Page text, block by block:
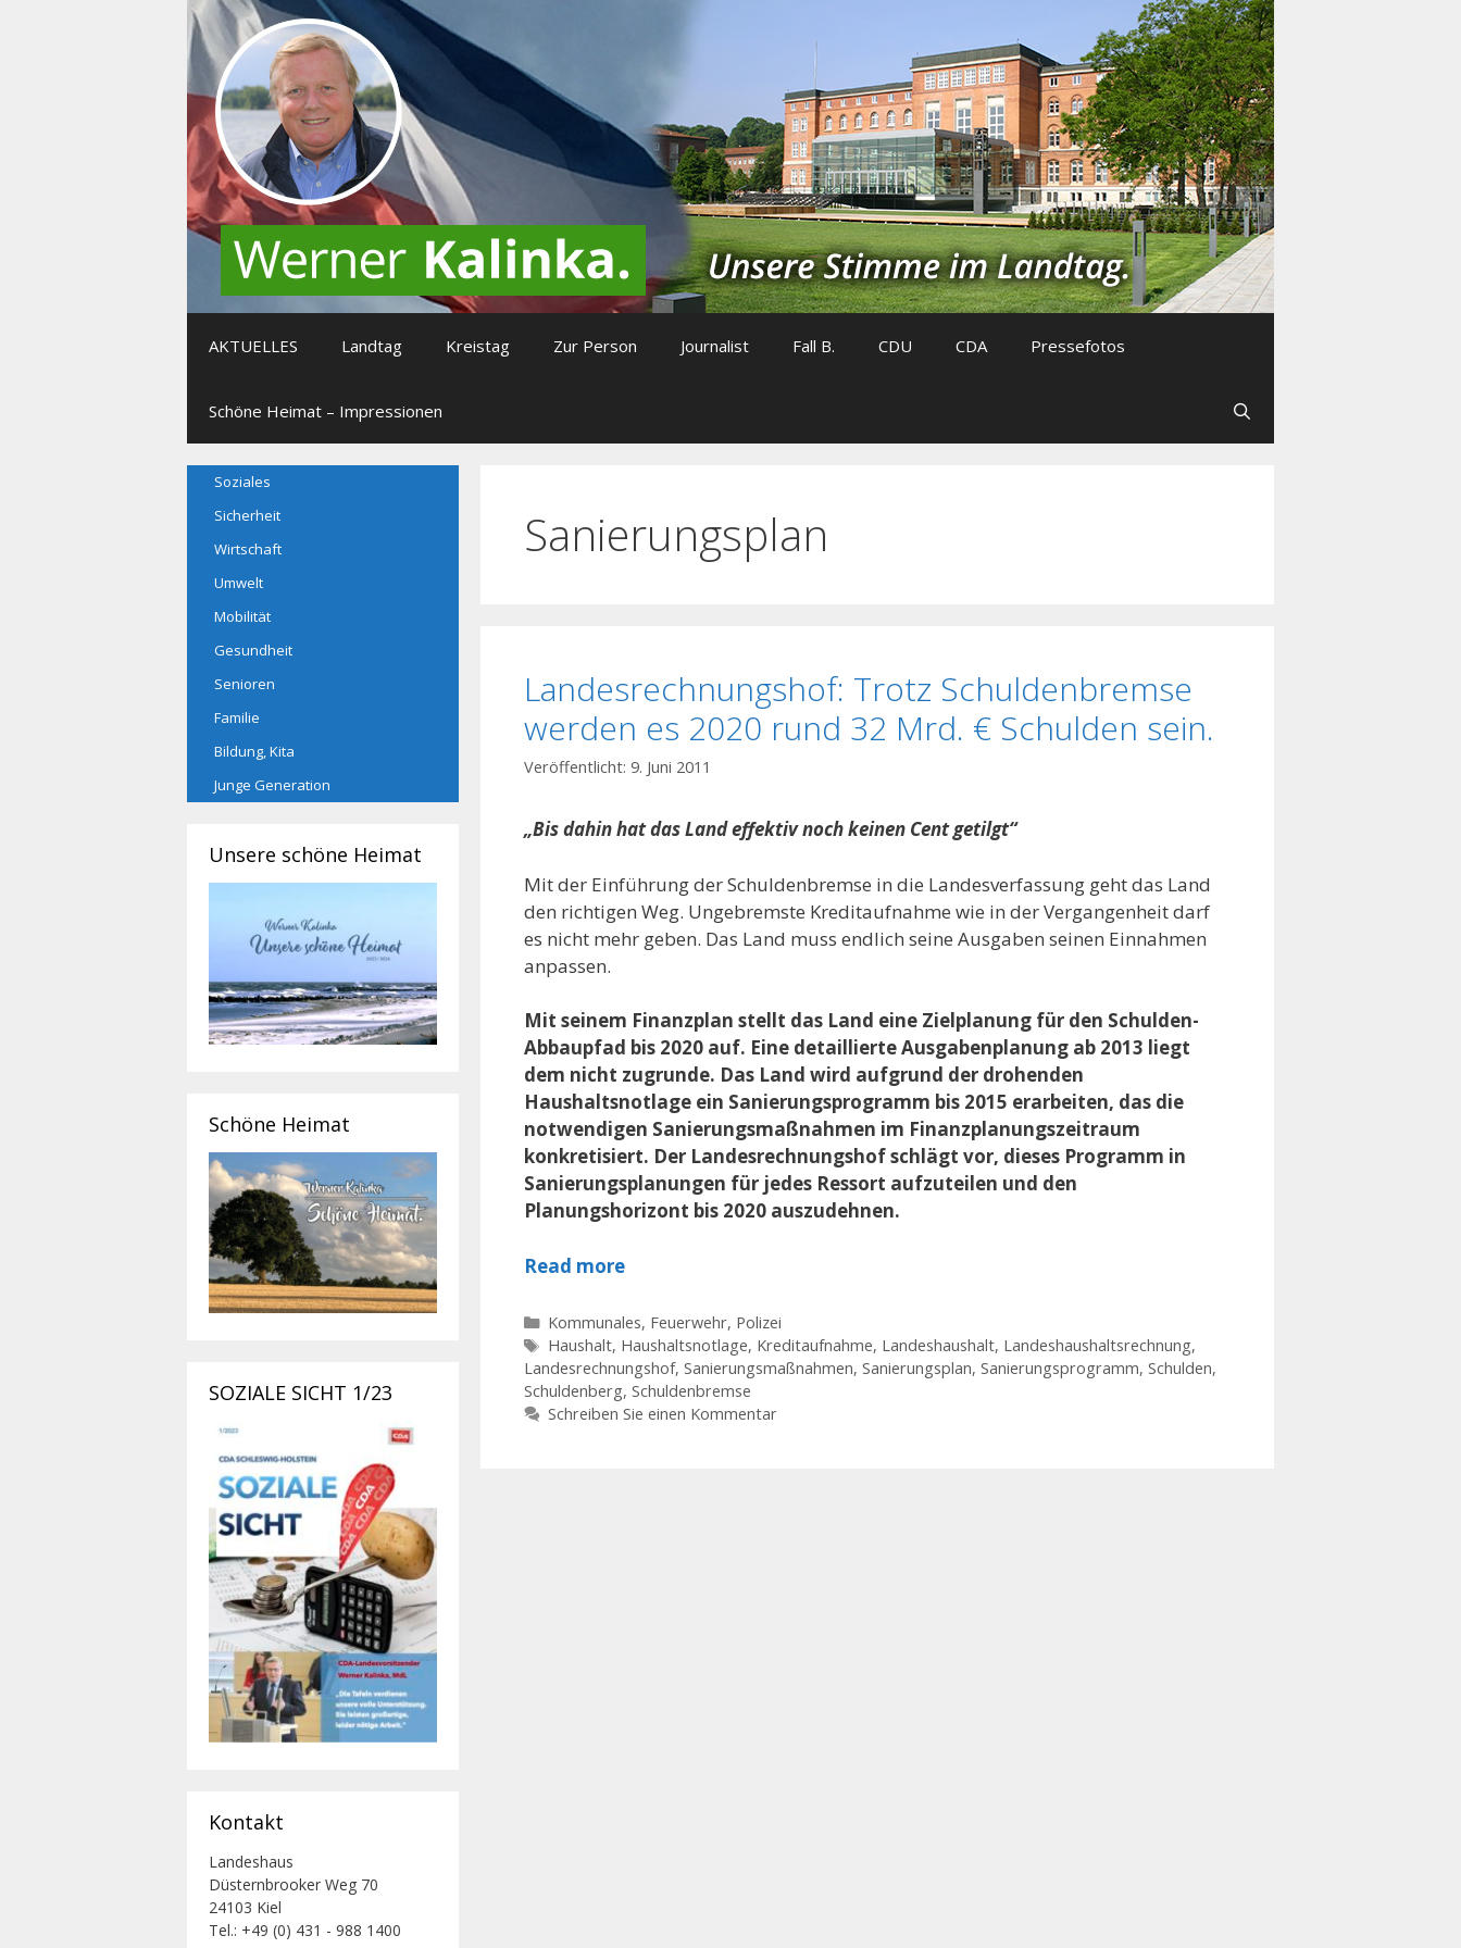
AKTUELLES Landtag Kreistag Zur Person Journalist Fall B. CDU CDA Pressefotos
Schöne Heimat – Impressionen
Sanierungsplan
Landesrechnungshof: Trotz Schuldenbremse
werden es 2020 rund 32 Mrd. € Schulden sein.
9. Juni 2011
„Bis dahin hat das Land effektiv noch keinen Cent getilgt“
Mit der Einführung der Schuldenbremse in die Landesverfassung geht das Land
den richtigen Weg. Ungebremste Kreditaufnahme wie in der Vergangenheit darf
es nicht mehr geben. Das Land muss endlich seine Ausgaben seinen Einnahmen
anpassen.
Mit seinem Finanzplan stellt das Land eine Zielplanung für den Schulden-
Abbaupfad bis 2020 auf. Eine detaillierte Ausgabenplanung ab 2013 liegt
dem nicht zugrunde. Das Land wird aufgrund der drohenden
Haushaltsnotlage ein Sanierungsprogramm bis 2015 erarbeiten, das die
notwendigen Sanierungsmaßnahmen im Finanzplanungszeitraum
konkretisiert. Der Landesrechnungshof schlägt vor, dieses Programm in
Sanierungs­planungen für jedes Ressort aufzuteilen und den
Planungshorizont bis 2020 auszudehnen.
Read more
Kategorien
Kommunales, Feuerwehr, Polizei
Schlagwörter
Haushalt, Haushaltsnotlage, Kreditaufnahme, Landeshaushalt, Landeshaushaltsrechnung,
Landesrechnungshof, Sanierungsmaßnahmen, Sanierungsplan, Sanierungsprogramm, Schulden,
Schuldenberg, Schuldenbremse
Schreiben Sie einen Kommentar
Soziales
Sicherheit
Wirtschaft
Umwelt
Mobilität
Gesundheit
Senioren
Familie
Bildung, Kita
Junge Generation
Unsere schöne Heimat
Schöne Heimat
SOZIALE SICHT 1/23
Kontakt
Landeshaus
Düsternbrooker Weg 70
24103 Kiel
Tel.: +49 (0) 431 - 988 1400